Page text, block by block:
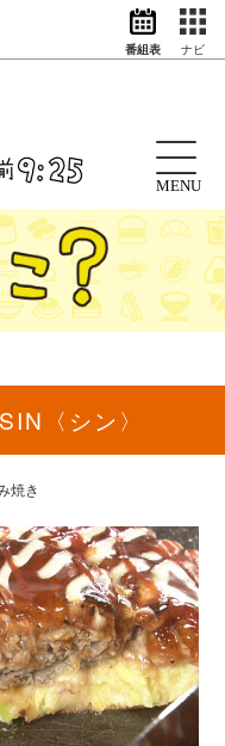
アニメ
ニュース
イベント
番組表 ナビ
MENU
〈シン〉
焼き